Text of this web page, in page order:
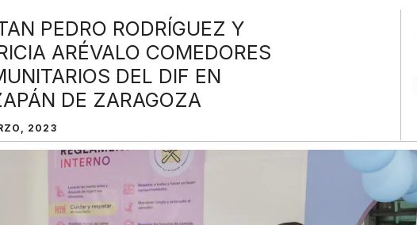
PEDRO RODRÍGUEZ Y
ARÉVALO COMEDORES
DEL DIF EN
DE ZARAGOZA
2023